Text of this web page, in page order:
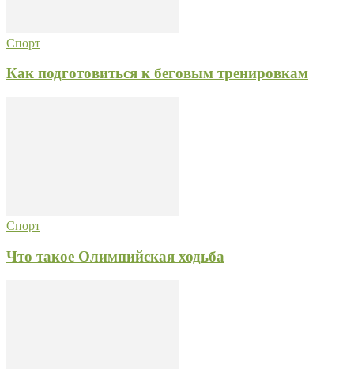
Спорт
Как подготовиться к беговым тренировкам
Спорт
Что такое Олимпийская ходьба